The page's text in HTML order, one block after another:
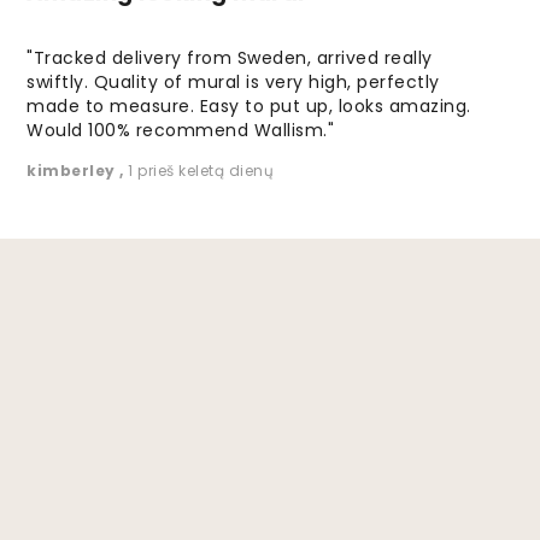
"Tracked delivery from Sweden, arrived really
swiftly. Quality of mural is very high, perfectly
made to measure. Easy to put up, looks amazing.
Would 100% recommend Wallism."
kimberley, 1 prieš keletą dienų